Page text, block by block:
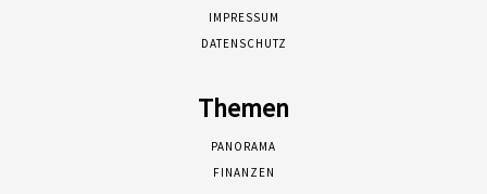
IMPRESSUM
DATENSCHUTZ
Themen
PANORAMA
FINANZEN